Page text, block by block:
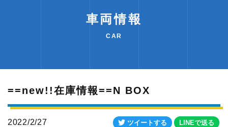
車両情報
CAR
==new!!在庫情報==N BOX
2022/2/27 ツイートする LINEで送る